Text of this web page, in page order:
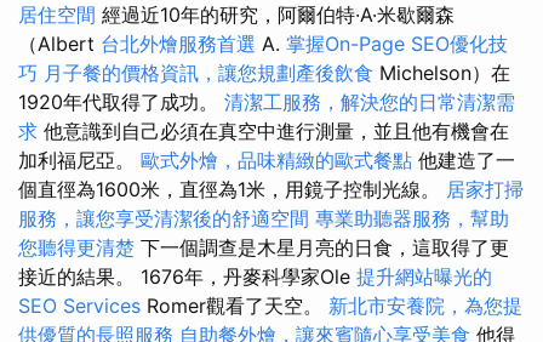
居住空間 經過近10年的研究，阿爾伯特·A·米歇爾森
（Albert 台北外燴服務首選 A. 掌握On-Page SEO優化技
巧 月子餐的價格資訊，讓您規劃產後飲食 Michelson）在
1920年代取得了成功。 清潔工服務，解決您的日常清潔需
求 他意識到自己必須在真空中進行測量，並且他有機會在
加利福尼亞。 歐式外燴，品味精緻的歐式餐點 他建造了一
個直徑為1600米，直徑為1米，用鏡子控制光線。 居家打掃
服務，讓您享受清潔後的舒適空間 專業助聽器服務，幫助
您聽得更清楚 下一個調查是木星月亮的日食，這取得了更
接近的結果。 1676年，丹麥科學家Ole 提升網站曝光的
SEO Services Romer觀看了天空。 新北市安養院，為您提
供優質的長照服務 自助餐外燴，讓來賓隨心享受美食 他得